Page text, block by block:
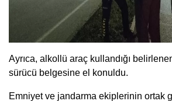
Ayrıca, alkollü araç kullandığı
sürücü belgesine el konuldu.
Emniyet ve jandarma ekiplerinin ortak